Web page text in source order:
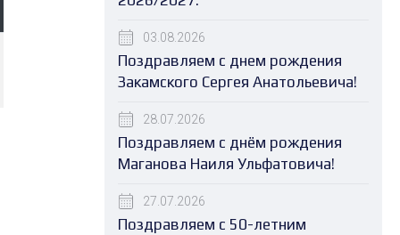
03.08.2026
Поздравляем с днем рождения
Закамского Сергея Анатольевича!
28.07.2026
Поздравляем с днём рождения
Маганова Наиля Ульфатовича!
27.07.2026
Поздравляем с 50-летним